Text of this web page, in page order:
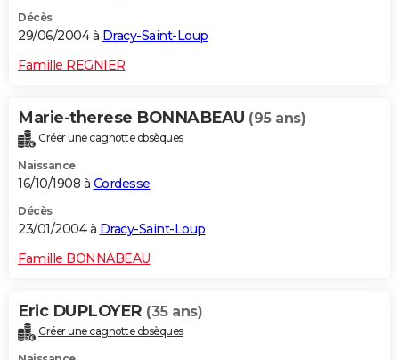
Décès
29/06/2004 à Dracy-Saint-Loup
Famille REGNIER
Marie-therese BONNABEAU (95 ans)
Créer une cagnotte obsèques
Naissance
16/10/1908 à Cordesse
Décès
23/01/2004 à Dracy-Saint-Loup
Famille BONNABEAU
Eric DUPLOYER (35 ans)
Créer une cagnotte obsèques